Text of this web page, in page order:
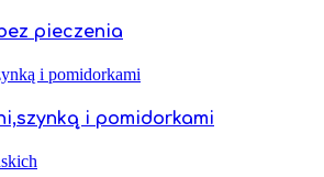
pieczenia
i pomidorkami